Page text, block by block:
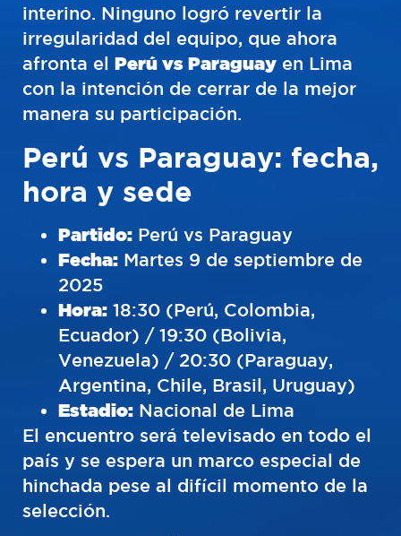
interino. Ninguno logró revertir la
irregularidad del equipo, que ahora
afronta el Perú vs Paraguay en Lima
con la intención de cerrar de la mejor
manera su participación.
Perú vs Paraguay: fecha,
hora y sede
Partido: Perú vs Paraguay
Fecha: Martes 9 de septiembre de
2025
Hora: 18:30 (Perú, Colombia,
Ecuador) / 19:30 (Bolivia,
Venezuela) / 20:30 (Paraguay,
Argentina, Chile, Brasil, Uruguay)
Estadio: Nacional de Lima
El encuentro será televisado en todo el
país y se espera un marco especial de
hinchada pese al difícil momento de la
selección.